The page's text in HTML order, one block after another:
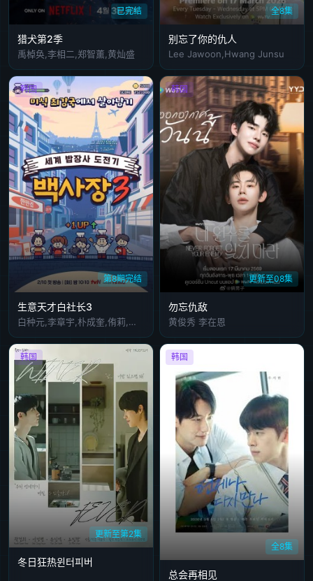
已完结
猎犬第2季
禹棹奂,李相二,郑智薰,黄灿盛
全8集
别忘了你的仇人
Lee Jawoon,Hwang Junsu
韩国
第8期完结
生意天才白社长3
白种元,李章宇,朴成奎,侑莉,尹施允
韩国
更新至08集
勿忘仇敌
黄俊秀 李在恩
韩国
更新至第2集
冬日狂热윈터피버
韩国
全8集
总会再相见